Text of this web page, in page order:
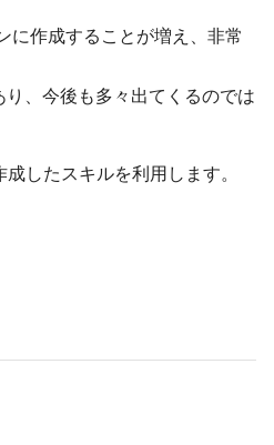
に作成することが増え、非常
、今後も多々出てくるのでは
したスキルを利用します。